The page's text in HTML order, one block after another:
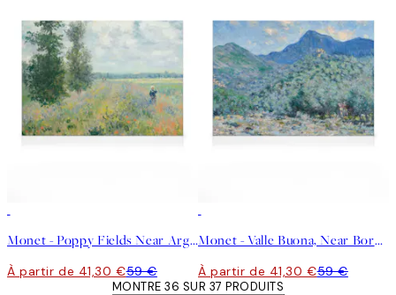
Monet - Poppy Fields Near Argenteuil Landscape Toile
À partir de 41,30 €59 €
Monet - Valle Buona, Near Bordighera Landscape Toile
À partir de 41,30 €59 €
MONTRE 36 SUR 37 PRODUITS